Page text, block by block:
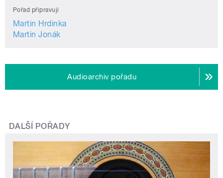
Pořad připravují
Martin Hrdinka
Martin Jonák
Audioarchiv pořadu
DALŠÍ POŘADY